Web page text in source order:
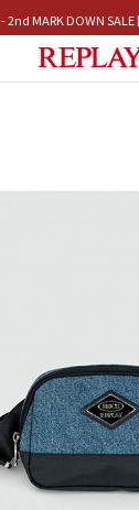
- 2nd MARK DOWN SALE